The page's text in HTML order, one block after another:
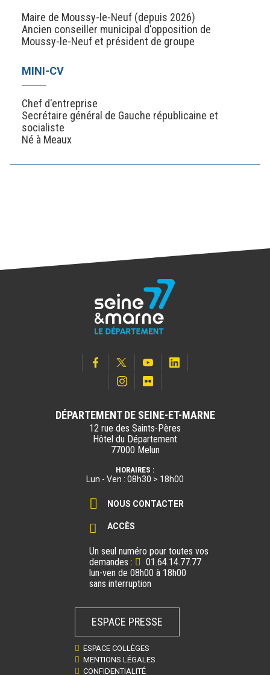
Maire de Moussy-le-Neuf (depuis 2026)
Ancien conseiller municipal d'opposition de
Moussy-le-Neuf et président de groupe
MINI-CV
Chef d'entreprise
Secrétaire général de Gauche républicaine et
socialiste
Né à Meaux
DÉPARTEMENT DE SEINE-ET-MARNE
12 rue des Saints-Pères
Hôtel du Département
77000 Melun
HORAIRES :
Lun - Ven : 08h30 > 18h00
NOUS CONTACTER
ACCÈS
Un seul numéro pour toutes vos
demandes :
01.64.14.77.77
lun-ven de 08h00 à 18h00
sans interruption
ESPACE PRESSE
ESPACE COLLÈGES
MENTIONS LÉGALES
CONFIDENTIALITÉ